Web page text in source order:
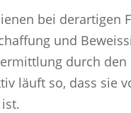
bei derartigen
und
durch den
läuft so, dass sie